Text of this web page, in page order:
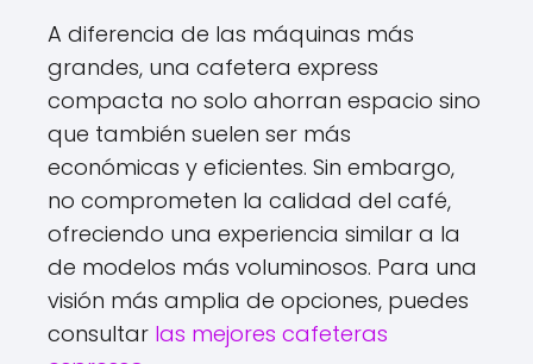
A diferencia de las máquinas más
grandes, una cafetera express
compacta no solo ahorran espacio sino
que también suelen ser más
económicas y eficientes. Sin embargo,
no comprometen la calidad del café,
ofreciendo una experiencia similar a la
de modelos más voluminosos. Para una
visión más amplia de opciones, puedes
consultar las mejores cafeteras